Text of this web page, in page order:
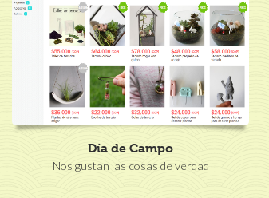
Día de Campo
Nos gustan las cosas de verdad